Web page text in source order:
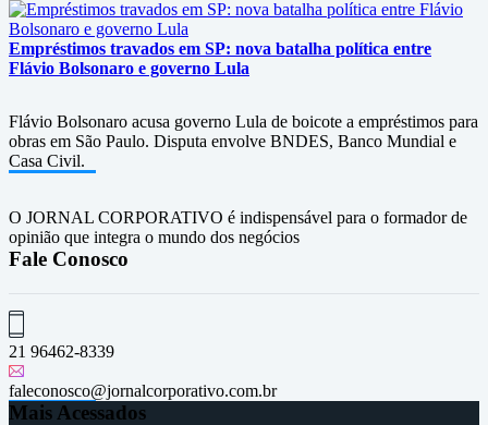
Empréstimos travados em SP: nova batalha política entre
Flávio Bolsonaro e governo Lula
Flávio Bolsonaro acusa governo Lula de boicote a empréstimos para
obras em São Paulo. Disputa envolve BNDES, Banco Mundial e
Casa Civil.
O JORNAL CORPORATIVO é indispensável para o formador de
opinião que integra o mundo dos negócios
Fale Conosco
21 96462-8339
faleconosco@jornalcorporativo.com.br
Mais Acessados